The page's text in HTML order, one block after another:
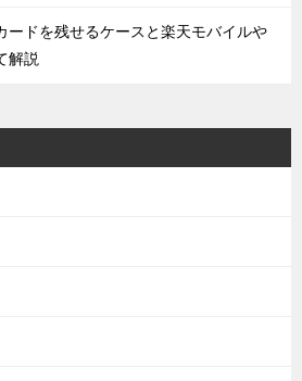
ードを残せるケースと楽天モバイルや
解説